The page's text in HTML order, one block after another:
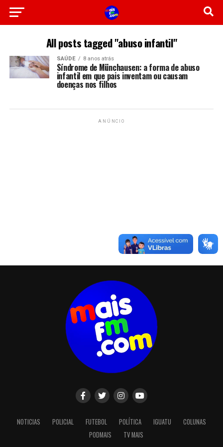
All posts tagged "abuso infantil"
SAÚDE 8 anos atrás
Síndrome de Münchausen: a forma de abuso
infantil em que pais inventam ou causam
doenças nos filhos
ANÚNCIO
NOTICIAS POLICIAL FUTEBOL POLÍTICA IGUATU
COLUNAS
PODMAIS
TV MAIS